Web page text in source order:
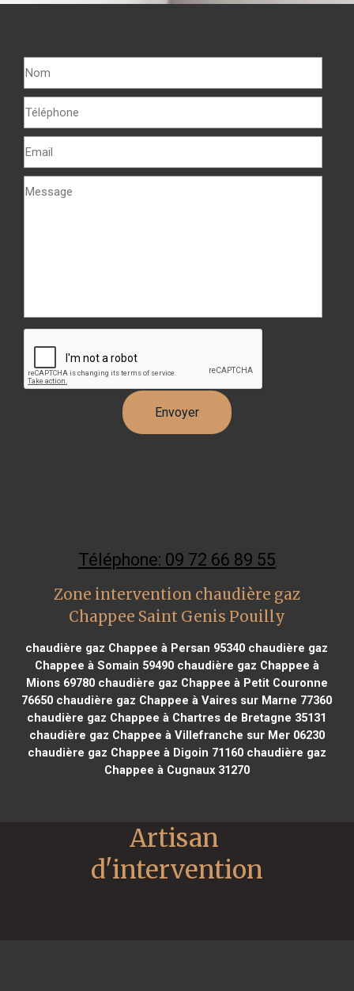
Téléphone: 09 72 66 89 55
Zone intervention chaudière gaz
Chappee Saint Genis Pouilly
chaudière gaz Chappee à Persan 95340 chaudière gaz
Chappee à Somain 59490chaudière gaz Chappee à
Mions 69780chaudière gaz Chappee à Petit Couronne
76650 chaudière gaz Chappee à Vaires sur Marne 77360
chaudière gaz Chappee à Chartres de Bretagne 35131
chaudière gaz Chappee à Villefranche sur Mer 06230
chaudière gaz Chappee à Digoin 71160chaudière gaz
Chappee à Cugnaux 31270
Artisan
d'intervention